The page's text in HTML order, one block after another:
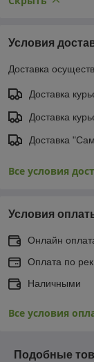
Условия
Доставка
Доставка
Доставка
Доставка
Все условия
Условия
Онлайн
Оплата по
Наличными
Все условия
Подобные